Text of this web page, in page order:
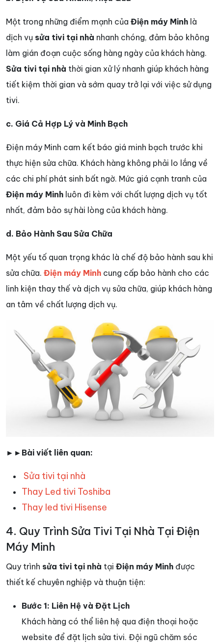
Một trong những điểm mạnh của Điện máy Minh là
dịch vụ sửa tivi tại nhà nhanh chóng, đảm bảo không
làm gián đoạn cuộc sống hàng ngày của khách hàng.
Sửa tivi tại nhà thời gian xử lý nhanh giúp khách hàng
tiết kiệm thời gian và sớm quay trở lại với việc sử dụng
tivi.
c. Giá Cả Hợp Lý và Minh Bạch
Điện máy Minh cam kết báo giá minh bạch trước khi
thực hiện sửa chữa. Khách hàng không phải lo lắng về
các chi phí phát sinh bất ngờ. Mức giá cạnh tranh của
Điện máy Minh luôn đi kèm với chất lượng dịch vụ tốt
nhất, đảm bảo sự hài lòng của khách hàng.
d. Bảo Hành Sau Sửa Chữa
Một yếu tố quan trọng khác là chế độ bảo hành sau khi
sửa chữa. Điện máy Minh cung cấp bảo hành cho các
linh kiện thay thế và dịch vụ sửa chữa, giúp khách hàng
an tâm về chất lượng dịch vụ.
►►Bài viết liên quan:
Sửa tivi tại nhà
Thay Led tivi Toshiba
Thay led tivi Hisense
4. Quy Trình Sửa Tivi Tại Nhà Tại Điện
Máy Minh
Quy trình sửa tivi tại nhà tại Điện máy Minh được
thiết kế chuyên nghiệp và thuận tiện:
Bước 1: Liên Hệ và Đặt Lịch
Khách hàng có thể liên hệ qua điện thoại hoặc
website để đặt lịch sửa tivi. Đội ngũ chăm sóc